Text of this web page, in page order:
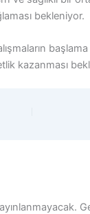
bekleniyor.
kazanması